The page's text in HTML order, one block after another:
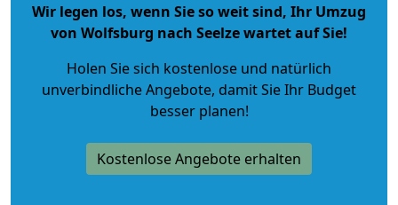
Wir legen los, wenn Sie so weit sind, Ihr Umzug
von Wolfsburg nach Seelze wartet auf Sie!
Holen Sie sich kostenlose und natürlich
unverbindliche Angebote, damit Sie Ihr Budget
besser planen!
Kostenlose Angebote erhalten